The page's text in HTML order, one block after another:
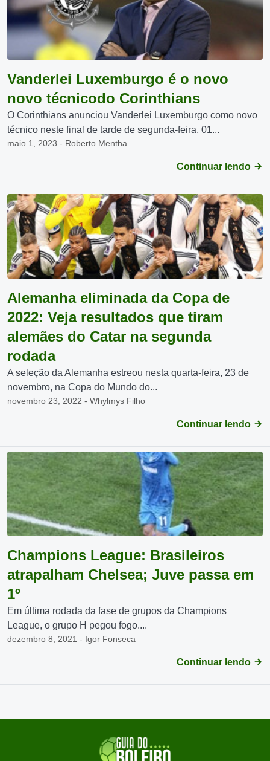
Vanderlei Luxemburgo é o novo
novo técnicodo Corinthians
O Corinthians anunciou Vanderlei Luxemburgo como novo
técnico neste final de tarde de segunda-feira, 01...
maio 1, 2023 - Roberto Mentha
Continuar lendo
Alemanha eliminada da Copa de
2022: Veja resultados que tiram
alemães do Catar na segunda
rodada
A seleção da Alemanha estreou nesta quarta-feira, 23 de
novembro, na Copa do Mundo do...
novembro 23, 2022 - Whylmys Filho
Continuar lendo
Champions League: Brasileiros
atrapalham Chelsea; Juve passa em
1º
Em última rodada da fase de grupos da Champions
League, o grupo H pegou fogo....
dezembro 8, 2021 - Igor Fonseca
Continuar lendo